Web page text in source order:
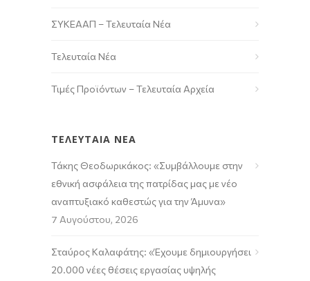
ΣΥΚΕΑΑΠ – Τελευταία Νέα
Τελευταία Νέα
Τιμές Προϊόντων – Τελευταία Αρχεία
ΤΕΛΕΥΤΑΙΑ ΝΕΑ
Τάκης Θεοδωρικάκος: «Συμβάλλουμε στην
εθνική ασφάλεια της πατρίδας μας με νέο
αναπτυξιακό καθεστώς για την Άμυνα»
7 Αυγούστου, 2026
Σταύρος Καλαφάτης: «Έχουμε δημιουργήσει
20.000 νέες θέσεις εργασίας υψηλής